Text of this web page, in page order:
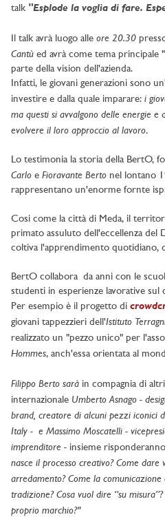
talk "Esplode la voglia di fare.
Il talk avrà luogo alle ore 20.30
Cantù ed avrà come tema principale "
parte della vision dell'azienda.
Infatti, le giovani generazioni sono
investire e dalla quale imparare: i
ma questi si avvalgono delle energie
evolvere il loro approccio al lavoro.
Lo testimonia la storia della BertO,
Carlo e Fioravante Berto nel lontano
rappresentano un'enorme fornte
Cosi come la città di Meda, il
primato assuluto dell'eccellenza del
coltiva l'apprendimento quotidiano,
BertO collabora da anni con le
studenti in esperienze lavorative sul
Per esempio è il progetto di
giovani tappezzieri dell'Istituto
realizzato un "pezzo unico" per
Hommes, anch'essa orientata al
Filippo Berto sarà in compagnia di
internazionale Umberto Asnago -
brand, creatore di alcuni pezzi iconici
Italy - e Massimo Moscatelli -
imprenditore - insieme
nasce il processo creativo? Come
arredamento? Come la
tradizione? Cosa vuol dire “su
proprio marchio?"